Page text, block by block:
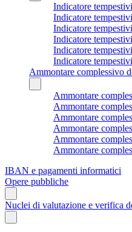
Indicatore
Indicatore
Indicatore
Indicatore
Indicatore
Indicatore
Ammontare complessivo
Ammontare
Ammontare
Ammontare
Ammontare
Ammontare
Ammontare
IBAN e pagamenti informatici
Opere pubbliche
Nuclei di valutazione e verifica